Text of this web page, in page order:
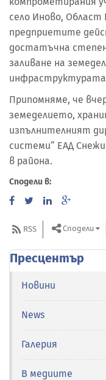
село Иново, Област
предприетите
достатъчна
заливане на
инфраструктурата
Припомняме, че
земеделието,
изпълнителният
системи“ ЕАД
в района.
Сподели в:
RSS Сподели
Пресцентър
Новини
News
Галерия
В медиите